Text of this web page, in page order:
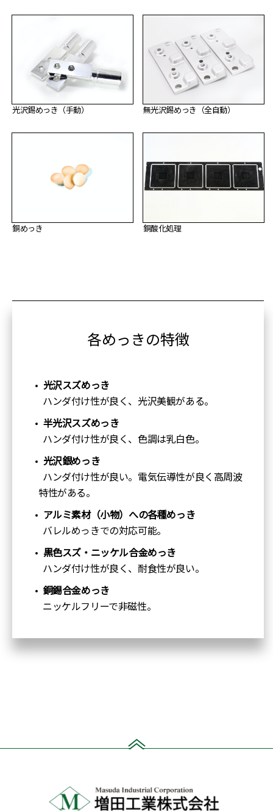
光沢錫めっき（手動） 無光沢錫めっき（全自動）
銅めっき 銅酸化処理
各めっきの特徴
光沢スズめっき
ハンダ付け性が良く、光沢美観がある。
半光沢スズめっき
ハンダ付け性が良く、色調は乳白色。
光沢銀めっき
ハンダ付け性が良い。電気伝導性が良く高周波
特性がある。
アルミ素材（小物）への各種めっき
バレルめっきでの対応可能。
黒色スズ・ニッケル合金めっき
ハンダ付け性が良く、耐食性が良い。
銅錫合金めっき
ニッケルフリーで非磁性。